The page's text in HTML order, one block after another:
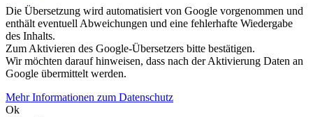
Die Übersetzung wird automatisiert von Google vorgenommen und
enthält eventuell Abweichungen und eine fehlerhafte Wiedergabe
des Inhalts.
Zum Aktivieren des Google-Übersetzers bitte bestätigen.
Wir möchten darauf hinweisen, dass nach der Aktivierung Daten an
Google übermittelt werden.
Mehr Informationen zum Datenschutz
Ok